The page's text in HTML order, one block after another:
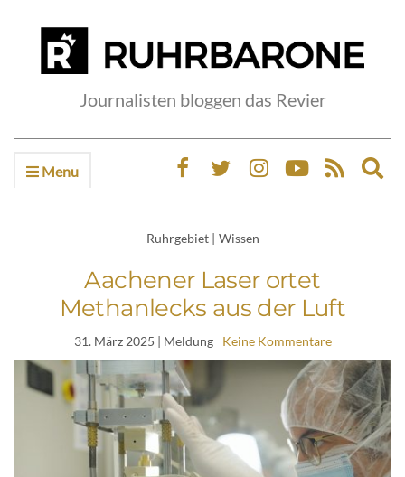
Journalisten bloggen das Revier
Menu
Ruhrgebiet | Wissen
Aachener Laser ortet
Methanlecks aus der Luft
31. März 2025 | Meldung Keine Kommentare